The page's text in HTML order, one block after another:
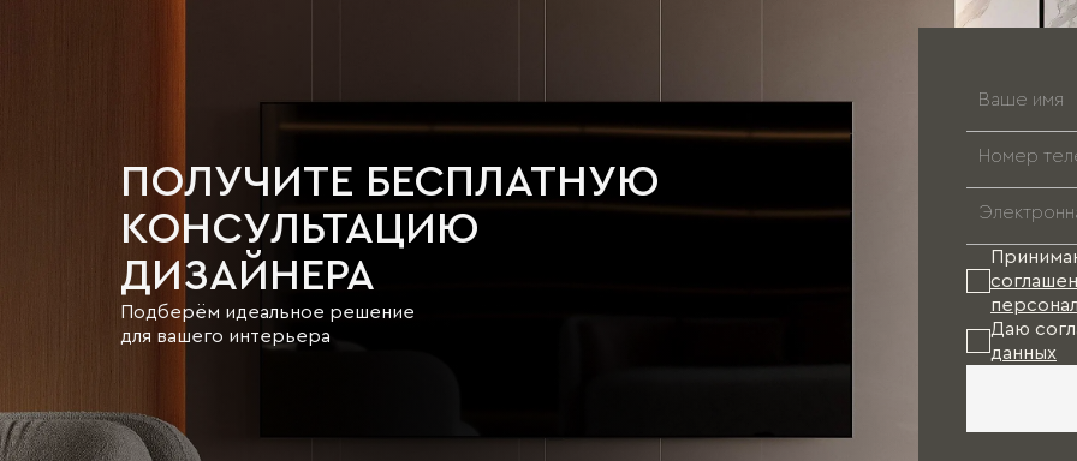
ПОЛУЧИТЕ БЕСПЛАТНУЮ
КОНСУЛЬТАЦИЮ
ДИЗАЙНЕРА
Подберём идеальное решение
для вашего интерьера
Даю
данных